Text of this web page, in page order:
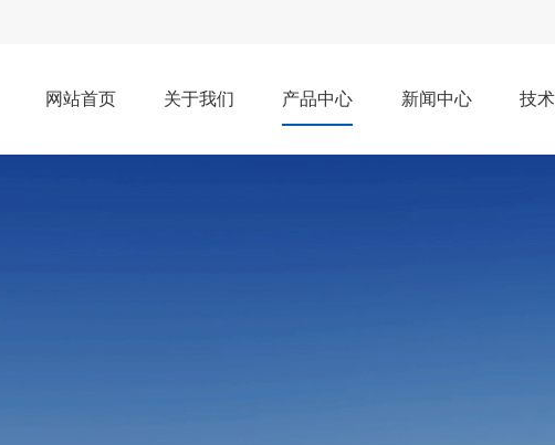
网站首页 关于我们 产品中心 新闻中心 技